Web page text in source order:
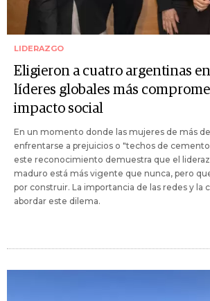
LIDERAZGO
Eligieron a cuatro argentinas
líderes globales más
impacto social
En un momento donde las mujeres de más
enfrentarse a prejuicios o "techos de
este reconocimiento demuestra que el
maduro está más vigente que nunca, pero
por construir. La importancia de las redes y la
abordar este dilema.